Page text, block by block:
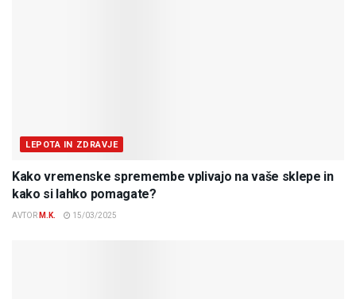
LEPOTA IN ZDRAVJE
Kako vremenske spremembe vplivajo na vaše sklepe in
kako si lahko pomagate?
AVTOR M.K. 15/03/2025